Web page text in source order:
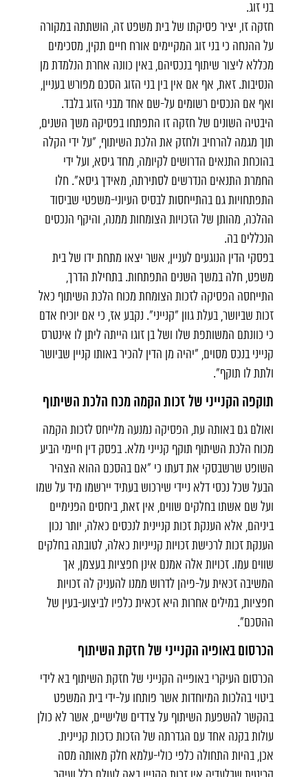
בני זוג.
חזקה זו, יציר פסיקתו של בית משפט זה, הושתתה במקורה
על ההנחה כי בני זוג המקיימים אורח חיים תקין, מסכימים
מכללא ליצור שיתוף בנכסיהם, באין כוונה אחרת הנלמדת מן
הנסיבות. זאת, אף אם אין בין בני הזוג הסכם מפורש בעניין,
ואף אם הנכסים רשומים על-שם אחד מבני הזוג בלבד.
היבטיה השונים של חזקה זו התפתחו בפסיקה משך השנים,
תוך מגמה להרחיב ולחזק את הלכת השיתוף, "על ידי הקלה
בהוכחת התנאים הדרושים לקיומה, מחד גיסא, ועל ידי
החמרת התנאים הנדרשים לסתירתה, מאידך גיסא". חלו
התפתחויות גם בהתייחסות לבסיס העיוני-משפטי שביסוד
ההלכה, מהותן של הזכויות הצומחות ממנה, והיקף הנכסים
הנכללים בה.
בפסקי הדין הנוגעים לעניין, אשר יצאו מתחת ידו של בית
משפט, חלה במשך השנים התפתחות. בתחילת הדרך,
התייחסה הפסיקה לזכות הצומחת מכוח הלכת השיתוף כאל
זכות שביושר, בעלת גוון "קנייני". נקבע אז, כי אם יוכיח אדם
כי כוונתם המשותפת שלו ושל בן זוגו הייתה ליתן לו אינטרס
קנייני בנכס מסוים, "יהיה מן הדין להכיר באותו קניין שביושר
ולתת לו תוקף".
תוקפה הקנייני של זכות הקמה מכח הלכת השיתוף
ואולם גם באותה עת, הפסיקה נמנעה מלייחס לזכות הקמה
מכוח הלכת השיתוף תוקף קנייני מלא. בפסק דין חיימי הביע
השופט שרשבסקי את דעתו כי "אם בהסכם ההוא הצהיר
הבעל שכל נכסי דלא ניידי שירכוש בעתיד יירשמו מיד על שמו
ועל שם אשתו בחלקים שווים, אין זאת, ביחסים הפנימיים
ביניהם, אלא הענקת זכות קניינית לנכסים כאלה, יותר נכון
הענקת זכות לרכישת זכויות קנייניות כאלה, לטובתה בחלקים
שווים עמו. זכויות אלה אמנם אינן חפציות בעצמן, אך
המשיבה זכאית על-פיהן לדרוש ממנו להעניק לה זכויות
חפציות, במילים אחרות היא זכאית כלפיו לביצוע-בעין של
ההסכם".
הכרסום באופיה הקנייני של חזקת השיתוף
הכרסום העיקרי באופייה הקנייני של חזקת השיתוף בא לידי
ביטוי בהלכות המיוחדות אשר פותחו על-ידי בית המשפט
בהקשר להשפעת השיתוף על צדדים שלישיים, אשר לא כולן
עולות בקנה אחד עם הגדרתה של הזכות כזכות קניינית.
אכן, בהיות התחולה כלפי כולי-עלמא חלק מאותה מסה